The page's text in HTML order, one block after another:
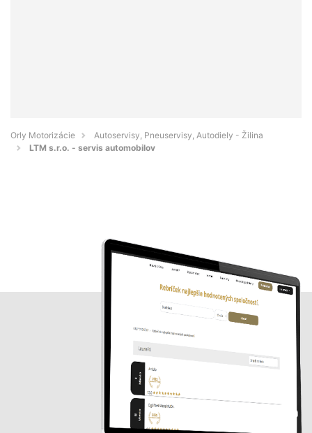
Orly Motorizácie
Autoservisy, Pneuservisy, Autodiely - Žilina
LTM s.r.o. - servis automobilov